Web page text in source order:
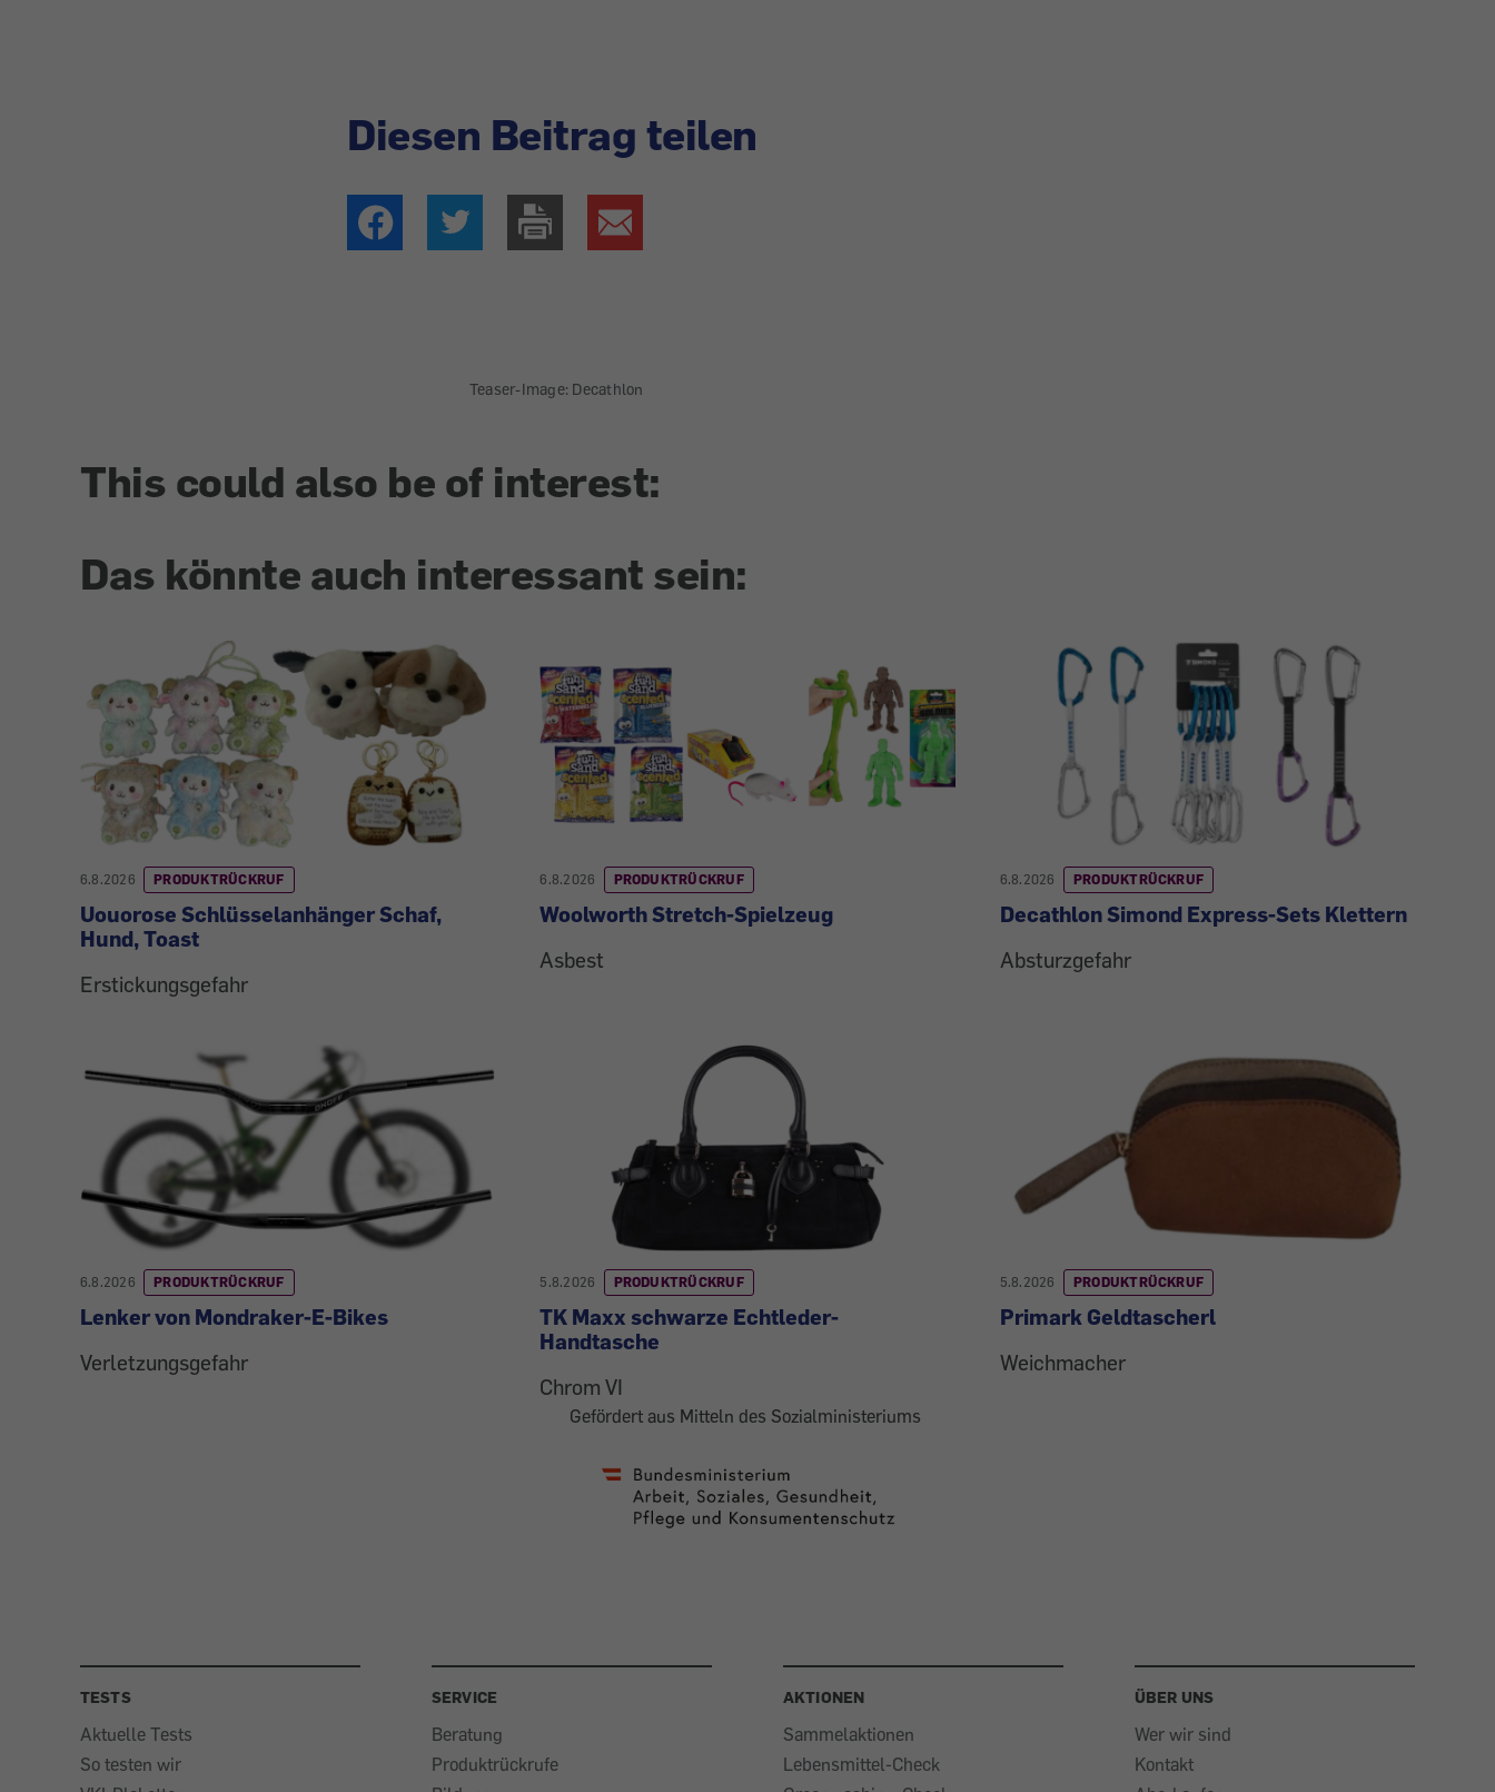
Diesen Beitrag teilen
Teaser-Image: Decathlon
This could also be of interest:
Das könnte auch interessant sein:
6.8.2026 PRODUKTRÜCKRUF
Uouorose Schlüsselanhänger Schaf,
Hund, Toast
Erstickungsgefahr
6.8.2026 PRODUKTRÜCKRUF
Woolworth Stretch-Spielzeug
Asbest
6.8.2026 PRODUKTRÜCKRUF
Decathlon Simond Express-Sets Klettern
Absturzgefahr
6.8.2026 PRODUKTRÜCKRUF
Lenker von Mondraker-E-Bikes
Verletzungsgefahr
5.8.2026 PRODUKTRÜCKRUF
TK Maxx schwarze Echtleder-
Handtasche
Chrom VI
5.8.2026 PRODUKTRÜCKRUF
Primark Geldtascherl
Weichmacher
Gefördert aus Mitteln des Sozialministeriums
TESTS
Aktuelle Tests
So testen wir
SERVICE
Beratung
Produktrückrufe
AKTIONEN
Sammelaktionen
Lebensmittel-Check
ÜBER UNS
Wer wir sind
Kontakt